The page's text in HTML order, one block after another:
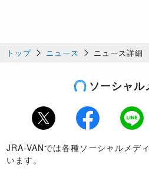
トップ ニュース ニュース詳細
ソーシャル
Twitter Facebook LINE
JRA-VANでは各種ソーシャルメデ
います。